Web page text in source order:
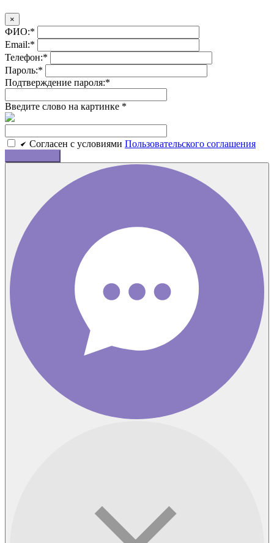
×
ФИО:*
Email:*
Телефон:*
Пароль:*
Подтверждение пароля:*
Введите слово на картинке *
Cогласен c условиями Пользовательского соглашения